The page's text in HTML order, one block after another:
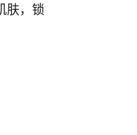
肤，锁